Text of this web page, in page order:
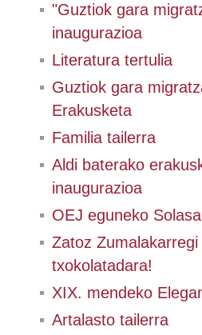
"Guztiok gara
inaugurazioa
Literatura tertulia
Guztiok gara
Erakusketa
Familia tailerra
Aldi baterako
inaugurazioa
OEJ eguneko
Zatoz
txokolatadara!
XIX. mendeko
Artalasto tailerra